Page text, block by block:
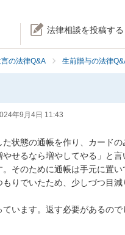
法律相談を投稿する
の法律Q&A 生前贈与の法律
年9月4日 11:43
状態の通帳を作り、カードの
やせるなら増やしてやる」と
そのために通帳は手元に置い
りでいたため、少しづつ目
います。返す必要があるので